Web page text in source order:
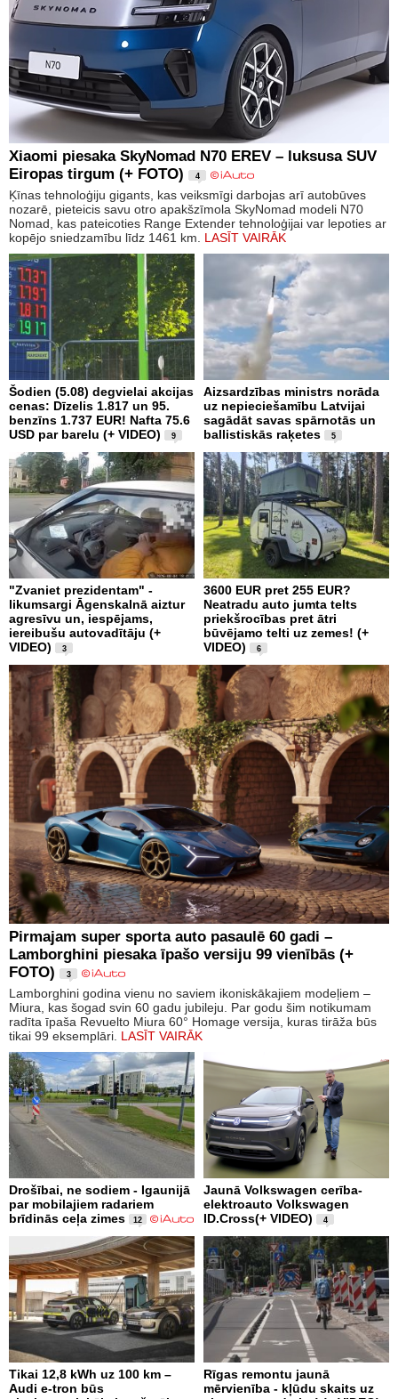
Xiaomi piesaka SkyNomad N70 EREV – luksusa SUV
Eiropas tirgum (+ FOTO)
4
Ķīnas tehnoloģiju gigants, kas veiksmīgi darbojas arī autobūves
nozarē, pieteicis savu otro apakšzīmola SkyNomad modeli N70
Nomad, kas pateicoties Range Extender tehnoloģijai var lepoties ar
kopējo sniedzamību līdz 1461 km. LASĪT VAIRĀK
Šodien (5.08) degvielai akcijas
cenas: Dīzelis 1.817 un 95.
benzīns 1.737 EUR! Nafta 75.6
USD par barelu (+ VIDEO)
9
Aizsardzības ministrs norāda
uz nepieciešamību Latvijai
sagādāt savas spārnotās un
ballistiskās raķetes
5
"Zvaniet prezidentam" -
likumsargi Āgenskalnā aiztur
agresīvu un, iespējams,
iereibušu autovadītāju (+
VIDEO)
3
3600 EUR pret 255 EUR?
Neatradu auto jumta telts
priekšrocības pret ātri
būvējamo telti uz zemes! (+
VIDEO)
6
Pirmajam super sporta auto pasaulē 60 gadi –
Lamborghini piesaka īpašo versiju 99 vienībās (+
FOTO)
3
Lamborghini godina vienu no saviem ikoniskākajiem modeļiem –
Miura, kas šogad svin 60 gadu jubileju. Par godu šim notikumam
radīta īpaša Revuelto Miura 60° Homage versija, kuras tirāža būs
tikai 99 eksemplāri. LASĪT VAIRĀK
Drošībai, ne sodiem - Igaunijā
par mobilajiem radariem
brīdinās ceļa zimes
12
Jaunā Volkswagen cerība-
elektroauto Volkswagen
ID.Cross(+ VIDEO)
4
Tikai 12,8 kWh uz 100 km –
Audi e-tron būs
Rīgas remontu jaunā
mērvienība - kļūdu skaits uz